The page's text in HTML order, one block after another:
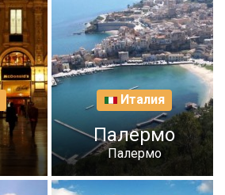
Италия
Палермо
Палермо